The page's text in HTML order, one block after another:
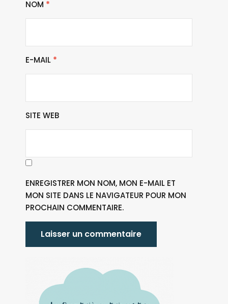
NOM *
E-MAIL *
SITE WEB
ENREGISTRER MON NOM, MON E-MAIL ET
MON SITE DANS LE NAVIGATEUR POUR MON
PROCHAIN COMMENTAIRE.